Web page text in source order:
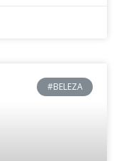
#BELEZA